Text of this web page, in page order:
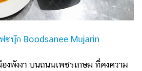
ฟซบุ๊ก Boodsanee Mujarin
งงา บนถนนเพชรเกษม ที่คงความ